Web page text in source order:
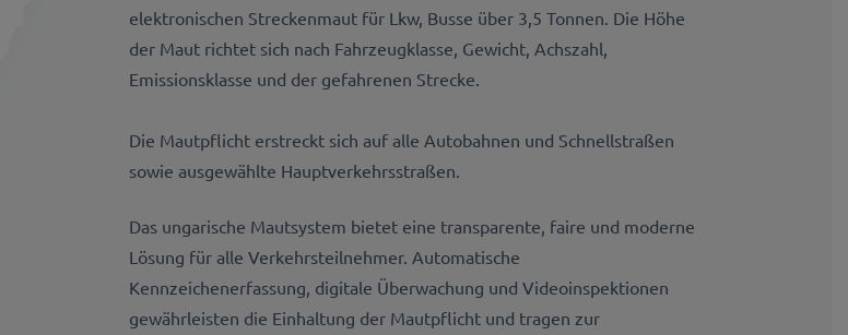
elektronischen Streckenmaut für Lkw, Busse über 3,5 Tonnen. Die Höhe
der Maut richtet sich nach Fahrzeugklasse, Gewicht, Achszahl,
Emissionsklasse und der gefahrenen Strecke.
Die Mautpflicht erstreckt sich auf alle Autobahnen und Schnellstraßen
sowie ausgewählte Hauptverkehrsstraßen.
Das ungarische Mautsystem bietet eine transparente, faire und moderne
Lösung für alle Verkehrsteilnehmer. Automatische
Kennzeichenerfassung, digitale Überwachung und Videoinspektionen
gewährleisten die Einhaltung der Mautpflicht und tragen zur